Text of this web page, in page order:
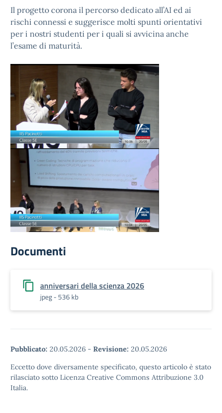
Il progetto corona il percorso dedicato all’AI ed ai
rischi connessi e suggerisce molti spunti orientativi
per i nostri studenti per i quali si avvicina anche
l’esame di maturità.
Documenti
anniversari della scienza 2026
jpeg - 536 kb
Pubblicato: 20.05.2026 - Revisione: 20.05.2026
Eccetto dove diversamente specificato, questo articolo è stato
rilasciato sotto Licenza Creative Commons Attribuzione 3.0
Italia.